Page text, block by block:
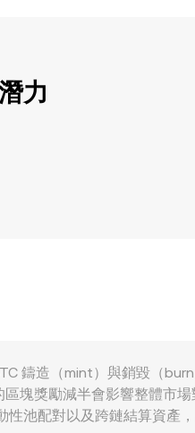
力
鑄造（mint）與銷毀（
塊獎勵減半會影響整體市場
池配對以及跨鏈結算資產，